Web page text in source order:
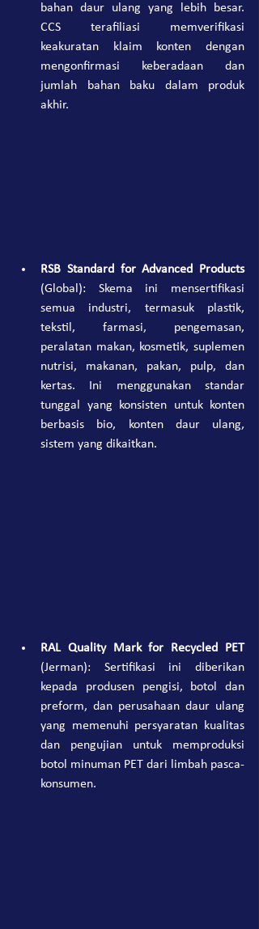
bahan daur ulang yang lebih besar.
CCS terafiliasi memverifikasi
keakuratan klaim konten dengan
mengonfirmasi keberadaan dan
jumlah bahan baku dalam produk
akhir.
RSB Standard for Advanced Products
(Global): Skema ini mensertifikasi
semua industri, termasuk plastik,
tekstil, farmasi, pengemasan,
peralatan makan, kosmetik, suplemen
nutrisi, makanan, pakan, pulp, dan
kertas. Ini menggunakan standar
tunggal yang konsisten untuk konten
berbasis bio, konten daur ulang,
sistem yang dikaitkan.
RAL Quality Mark for Recycled PET
(Jerman): Sertifikasi ini diberikan
kepada produsen pengisi, botol dan
preform, dan perusahaan daur ulang
yang memenuhi persyaratan kualitas
dan pengujian untuk memproduksi
botol minuman PET dari limbah pasca-
konsumen.